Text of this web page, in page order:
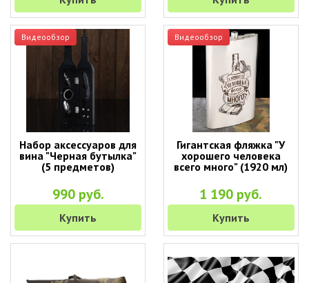
Видеообзор
Набор аксессуаров для
вина "Черная бутылка"
(5 предметов)
990 руб.
Купить
Видеообзор
Гигантская фляжка "У
хорошего человека
всего много" (1920 мл)
1 190 руб.
Купить